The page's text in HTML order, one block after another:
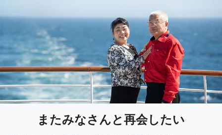
またみなさんと再会したい